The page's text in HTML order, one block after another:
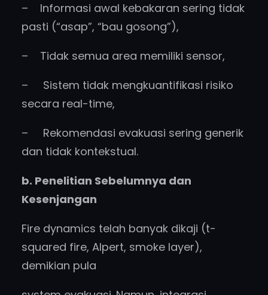
– Informasi awal kebakaran sering tidak
pasti (“asap”, “bau gosong”),
– Tidak semua area memiliki sensor,
– Sistem tidak mengkuantifikasi risiko
secara real-time,
– Rekomendasi evakuasi sering generik
dan tidak kontekstual.
b. Penelitian Sebelumnya dan
Kesenjangan
Fire dynamics telah banyak dikaji (t-
squared fire, Alpert, smoke layer),
demikian pula